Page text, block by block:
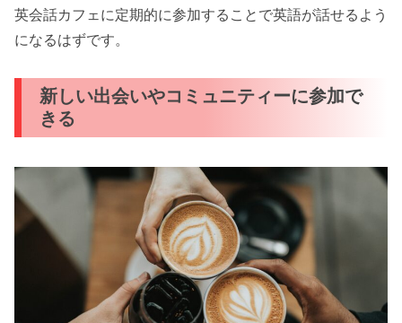
英会話カフェに定期的に参加することで英語が話せるよう
になるはずです。
新しい出会いやコミュニティーに参加で
きる